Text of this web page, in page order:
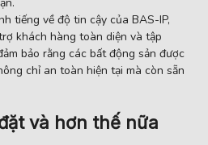
tiếng về độ tin cậy của BAS-IP,
khách hàng toàn diện và tập
bảo rằng các bất động sản được
chỉ an toàn hiện tại mà còn sẵn
và hơn thế nữa